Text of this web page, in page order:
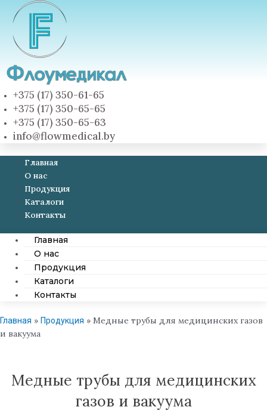
+375 (17) 350-61-65
+375 (17) 350-65-65
+375 (17) 350-65-63
info@flowmedical.by
Главная
О нас
Продукция
Каталоги
Контакты
Главная
О нас
Продукция
Каталоги
Контакты
Главная » Продукция » Медные трубы для медицинских газов
и вакуума
Медные трубы для медицинских
газов и вакуума